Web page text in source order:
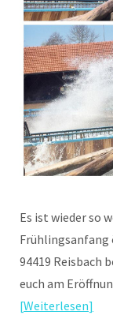
Es ist wieder so
Frühlingsanfang
94419 Reisbach
euch am
Weiterlesen